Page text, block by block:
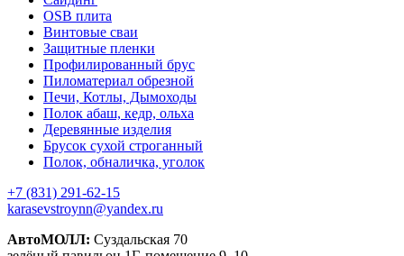
OSB плита
Винтовые сваи
Защитные пленки
Профилированный брус
Пиломатериал обрезной
Печи, Котлы, Дымоходы
Полок абаш, кедр, ольха
Деревянные изделия
Брусок сухой строганный
Полок, обналичка, уголок
+7 (831) 291-62-15
karasevstroynn@yandex.ru
АвтоМОЛЛ: Суздальская 70